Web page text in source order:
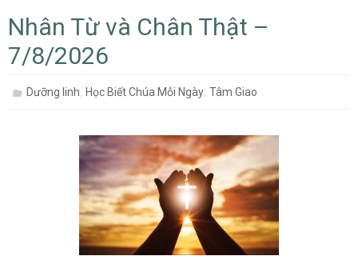
Nhân Từ và Chân Thật –
7/8/2026
Dưỡng linh,Học Biết Chúa Mỗi Ngày,Tâm Giao